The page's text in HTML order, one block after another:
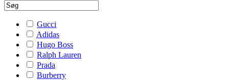
Gucci
Adidas
Hugo Boss
Ralph Lauren
Prada
Burberry